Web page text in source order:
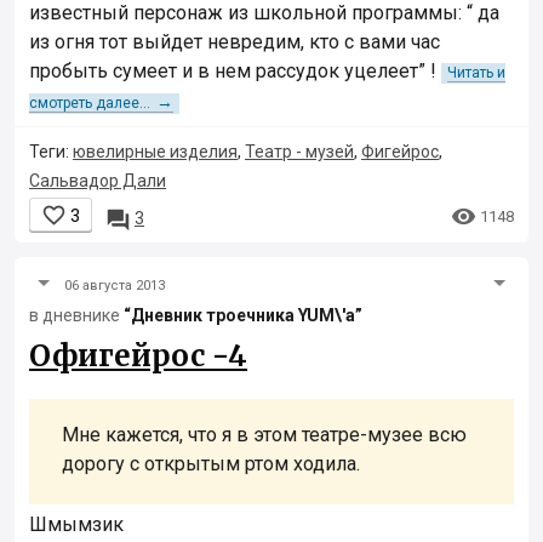
известный персонаж из школьной программы: “ да
из огня тот выйдет невредим, кто с вами час
пробыть сумеет и в нем рассудок уцелеет” !
Читать и
смотреть далее... →
Теги: ювелирные изделия, Театр - музей, Фигейрос,
Сальвадор Дали
 3  3  1148
06 августа 2013
в дневнике “Дневник троечника YUM\'а”
Офигейрос -4
Мне кажется, что я в этом театре-музее всю
дорогу с открытым ртом ходила.
Шмымзик